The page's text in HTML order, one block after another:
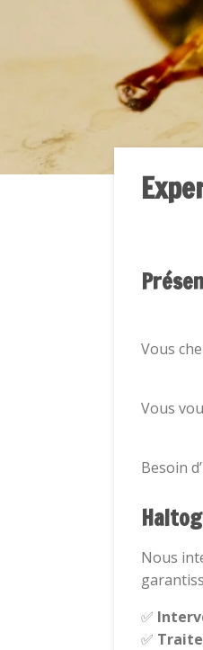
Vous
Vous
Besoin
Nous
✅
✅